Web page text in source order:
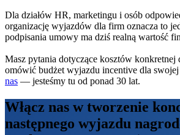
Dla działów HR, marketingu i osób
organizację wyjazdów dla firm oznacza to
podpisania umowy ma dziś realną wartość
Masz pytania dotyczące kosztów konkretnej
omówić budżet wyjazdu incentive dla
nas — jesteśmy tu od ponad 30 lat.
Włącz nas w tworzenie
następnego wyjazdu